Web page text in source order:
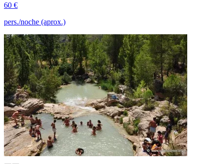
60 €
pers./noche (aprox.)